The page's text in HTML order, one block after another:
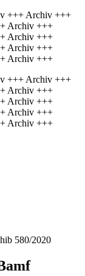
+++ Archiv +++
Archiv +++
Archiv +++
Archiv +++
Archiv +++
+++ Archiv +++
Archiv +++
Archiv +++
Archiv +++
Archiv +++
580/2020